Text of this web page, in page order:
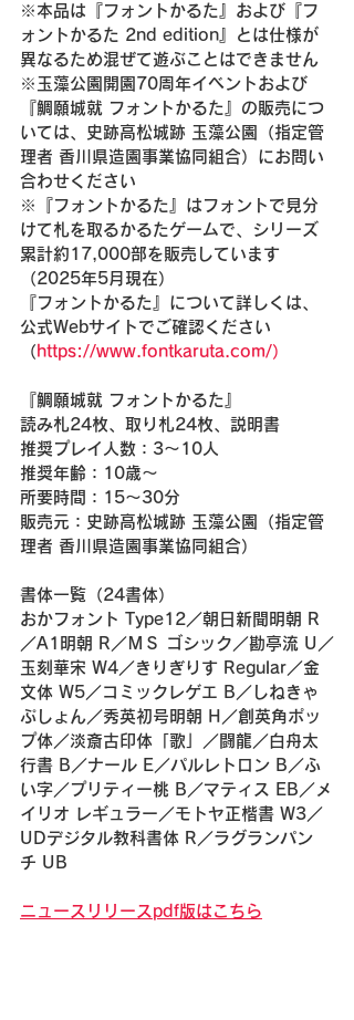
※本品は『フォントかるた』および『フ
ォントかるた 2nd edition』とは仕様が
異なるため混ぜて遊ぶことはできません
※玉藻公園開園70周年イベントおよび
『鯛願城就 フォントかるた』の販売につ
いては、史跡高松城跡 玉藻公園（指定管
理者 香川県造園事業協同組合）にお問い
合わせください
※『フォントかるた』はフォントで見分
けて札を取るかるたゲームで、シリーズ
累計約17,000部を販売しています
（2025年5月現在）
『フォントかるた』について詳しくは、
公式Webサイトでご確認ください
（ https://www.fontkaruta.com/）
『鯛願城就 フォントかるた』
読み札24枚、取り札24枚、説明書
推奨プレイ人数：3〜10人
推奨年齢：10歳〜
所要時間：15〜30分
販売元：史跡高松城跡 玉藻公園（指定管
理者 香川県造園事業協同組合）
書体一覧（24書体）
おかフォント Type12／朝日新聞明朝 R
／A1明朝 R／ＭＳ ゴシック／勘亭流 U／
玉刻華宋 W4／きりぎりす Regular／金
文体 W5／コミックレゲエ B／しねきゃ
ぷしょん／秀英初号明朝 H／創英角ポッ
プ体／淡斎古印体「歌」／闘龍／白舟太
行書 B／ナール E／パルレトロン B／ふ
い字／プリティー桃 B／マティス EB／メ
イリオ レギュラー／モトヤ正楷書 W3／
UDデジタル教科書体 R／ラグランパン
チ UB
ニュースリリースpdf版はこちら